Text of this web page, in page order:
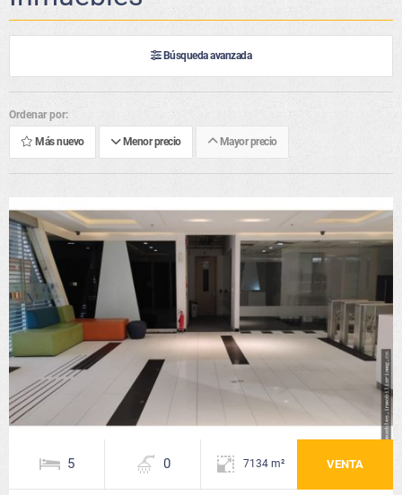
Búsqueda avanzada
Ordenar por:
Más nuevo Menor precio Mayor precio
5 0 7134 m² VENTA